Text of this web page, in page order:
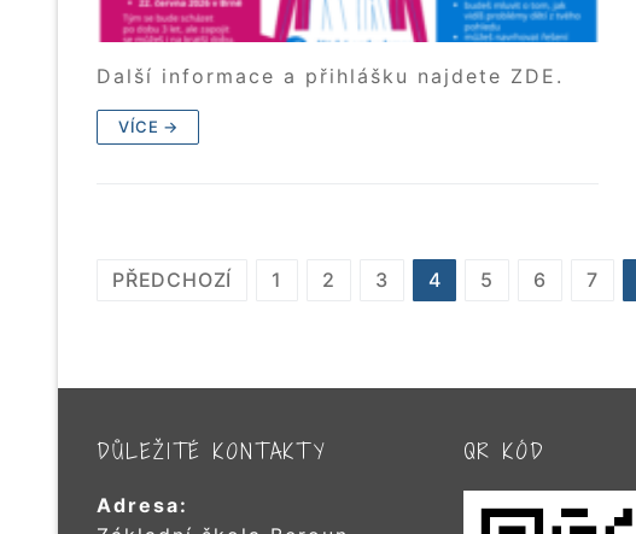
Další informace a přihlášku najdete ZDE.
VÍCE →
STRÁNKOVÁNÍ
PŘEDCHOZÍ 1 2 3 4 5 6 7
DŮLEŽITÉ KONTAKTY
Adresa:
QR KÓD